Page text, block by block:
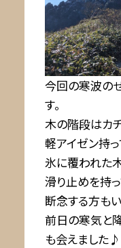
今回の寒波の
す。
木の階段はカ
軽アイゼン持
氷に覆われた
滑り止めを持
断念する方もい
前日の寒気と
も会えました♪